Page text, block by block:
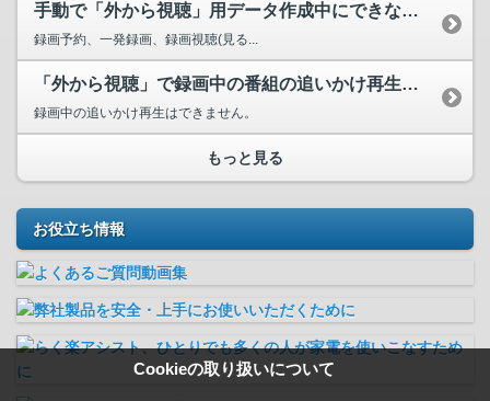
Cookieの取り扱いについて
手動で「外から視聴」用データ作成中にできないテレビ操作はあ...
録画予約、一発録画、録画視聴(見る...
「外から視聴」で録画中の番組の追いかけ再生はできますか。
録画中の追いかけ再生はできません。
もっと見る
お役立ち情報